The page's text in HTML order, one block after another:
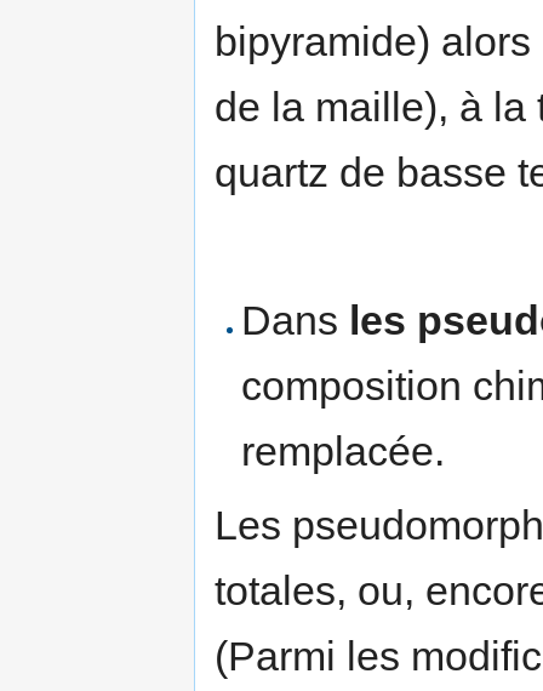
bipyramide)
de la maille), à la
quartz de basse
Dans les
composition
remplacée.
Les
totales, ou,
(Parmi les